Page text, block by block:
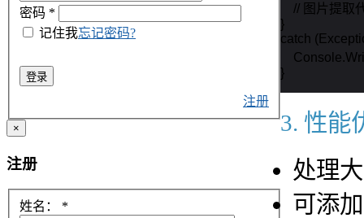
// 图片提取
}
catch
}
3. 性能
处理
可添
密码 *
记住我忘记密码?
登录
注册
×
注册
姓名： *